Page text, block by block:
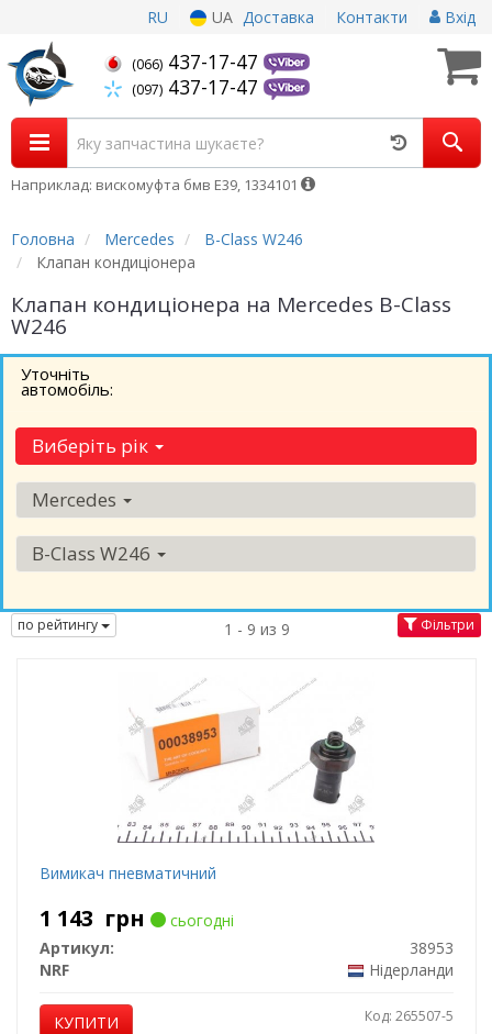
RU UA Доставка Контакти Вхід
(066) 437-17-47
(097) 437-17-47
Наприклад: вискомуфта бмв Е39, 1334101
Головна Mercedes
B-Class W246
Клапан кондиціонера
Клапан кондиціонера на Mercedes B-Class
W246
Уточніть
автомобіль:
Виберіть рік
Mercedes
B-Class W246
по рейтингу 1 - 9 из 9 Фільтри
Вимикач пневматичний
1 143 грн
сьогодні
Артикул:
38953
NRF
Нідерланди
КУПИТИ Код: 265507-5